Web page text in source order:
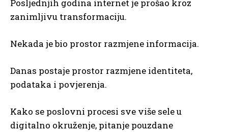
Posljednjih godina internet je prošao kroz
zanimljivu transformaciju.
Nekada je bio prostor razmjene informacija.
Danas postaje prostor razmjene identiteta,
podataka i povjerenja.
Kako se poslovni procesi sve više sele u
digitalno okruženje, pitanje pouzdane